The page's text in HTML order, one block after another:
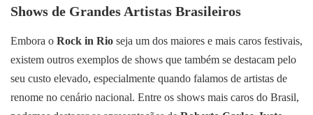
Shows de Grandes Artistas Brasileiros
Embora o Rock in Rio seja um dos maiores e mais caros festivais,
existem outros exemplos de shows que também se destacam pelo
seu custo elevado, especialmente quando falamos de artistas de
renome no cenário nacional. Entre os shows mais caros do Brasil,